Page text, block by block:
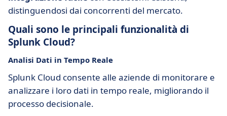
distinguendosi dai concorrenti del mercato.
Quali sono le principali funzionalità di
Splunk Cloud?
Analisi Dati in Tempo Reale
Splunk Cloud consente alle aziende di monitorare e
analizzare i loro dati in tempo reale, migliorando il
processo decisionale.